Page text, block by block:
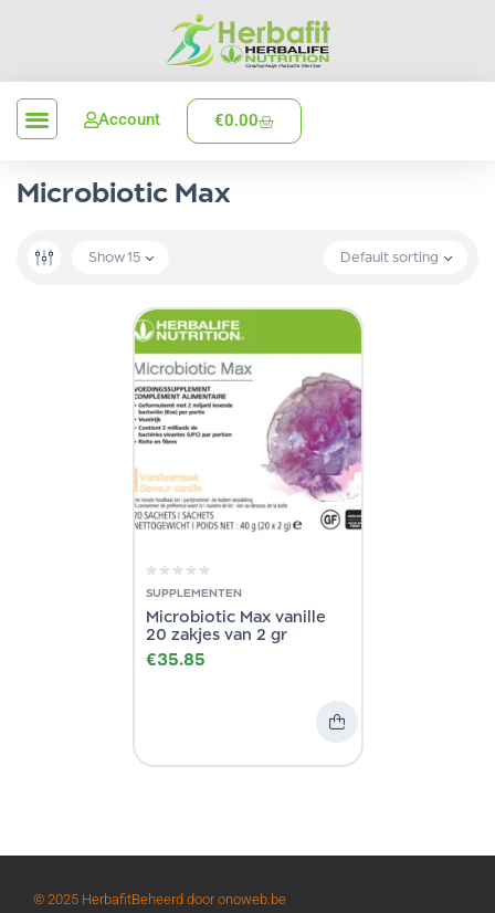
Account €0.00
Microbiotic Max
Default sorting
Show 15
SUPPLEMENTEN
Microbiotic Max vanille
20 zakjes van 2 gr
€35.85
© 2025 HerbafitBeheerd door onoweb.be